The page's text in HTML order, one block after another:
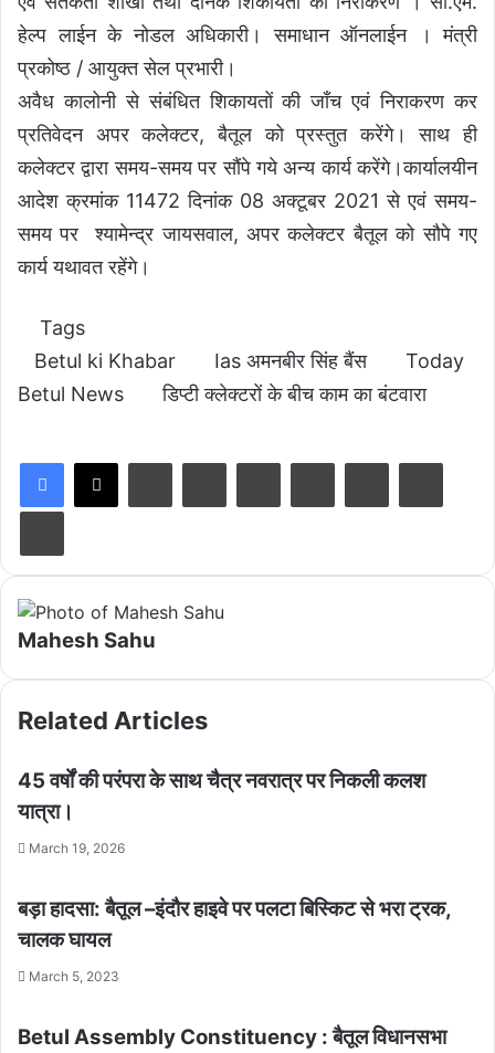
हेल्प लाईन के नोडल अधिकारी। समाधान ऑनलाईन । मंत्री
प्रकोष्ठ / आयुक्त सेल प्रभारी।
अवैध कालोनी से संबंधित शिकायतों की जाँच एवं निराकरण कर
प्रतिवेदन अपर कलेक्टर, बैतूल को प्रस्तुत करेंगे। साथ ही
कलेक्टर द्वारा समय-समय पर सौंपे गये अन्य कार्य करेंगे।कार्यालयीन
आदेश क्रमांक 11472 दिनांक 08 अक्टूबर 2021 से एवं समय-
समय पर श्यामेन्द्र जायसवाल, अपर कलेक्टर बैतूल को सौपे गए
कार्य यथावत रहेंगे।
Tags
Betul ki Khabar
Ias अमनबीर सिंह बैंस
Today
Betul News
डिप्टी क्लेक्टरों के बीच काम का बंटवारा
Mahesh Sahu
Related Articles
45 वर्षों की परंपरा के साथ चैत्र नवरात्र पर निकली कलश
यात्रा।
March 19, 2026
बड़ा हादसा: बैतूल –इंदौर हाइवे पर पलटा बिस्किट से भरा ट्रक,
चालक घायल
March 5, 2023
Betul Assembly Constituency : बैतूल विधानसभा